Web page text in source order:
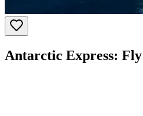
Antarctic Express: